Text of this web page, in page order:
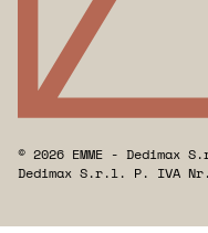
© 2026 EMME - Dedimax
Dedimax S.r.l. P. IVA Nr.